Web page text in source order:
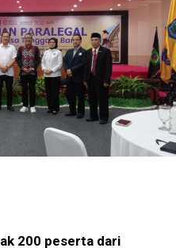
200 peserta dari